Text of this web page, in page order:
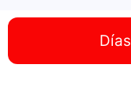
Días